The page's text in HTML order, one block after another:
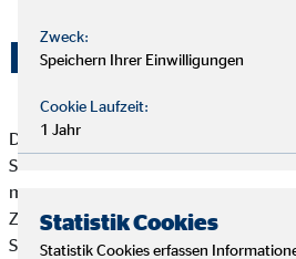
Ein Zuhause
Der Oranienhof ist weit mehr als ein
Seniorinnen und Senioren. Er bietet
mit Unterstützungsbedarf ein neues
Zeit der Wohnungslosigkeit oder im
Suchterkrankungen. Unabhängig
Zweck:
Speichern Ihrer Einwilligungen
Cookie Laufzeit:
1 Jahr
Statistik Cookies
Statistik Cookies erfassen